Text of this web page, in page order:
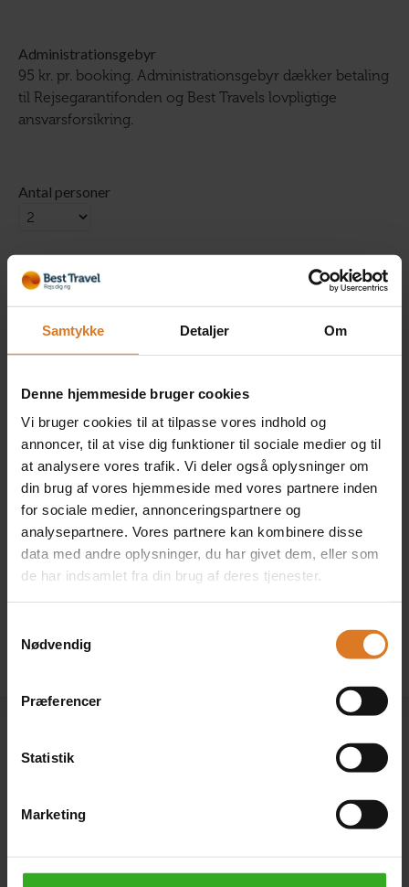
Samtykke Detaljer Om
Denne hjemmeside bruger cookies
Vi bruger cookies til at tilpasse vores indhold og
annoncer, til at vise dig funktioner til sociale medier og til
at analysere vores trafik. Vi deler også oplysninger om
din brug af vores hjemmeside med vores partnere inden
for sociale medier, annonceringspartnere og
analysepartnere. Vores partnere kan kombinere disse
data med andre oplysninger, du har givet dem, eller som
de har indsamlet fra din brug af deres tjenester.
Nødvendig
Præferencer
Statistik
Marketing
Administrationsgebyr
95 kr. pr. booking. Administrationsgebyr dækker betaling
til Rejsegarantifonden og Best Travels lovpligtige
ansvarsforsikring.
Antal personer
Værelse
1 x Dobbeltværelse
Inkluderet i rejsens pris
Læs mere »
1 x Dobbeltværelse med
søudsigt
+DKK 800 pr. person
Læs mere »
Annoncekode